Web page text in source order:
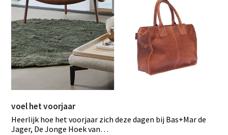
voel het voorjaar
Heerlijk hoe het voorjaar zich deze dagen bij Bas+Mar de
Jager, De Jonge Hoek van…